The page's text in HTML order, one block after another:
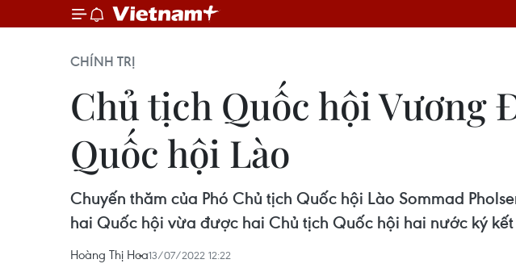
CHÍNH TRỊ
Chủ tịch Quốc hội Vương
Quốc hội Lào
Chuyến thăm của Phó Chủ tịch Quốc hội Lào Sommad
hai Quốc hội vừa được hai Chủ tịch Quốc hội hai nước ký
Hoàng Thị Hoa13/07/2022 12:22